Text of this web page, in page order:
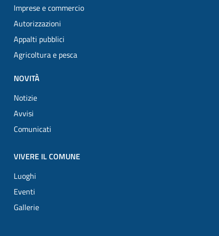
Imprese e commercio
Autorizzazioni
Appalti pubblici
Agricoltura e pesca
NOVITÀ
Notizie
Avvisi
Comunicati
VIVERE IL COMUNE
Luoghi
Eventi
Gallerie